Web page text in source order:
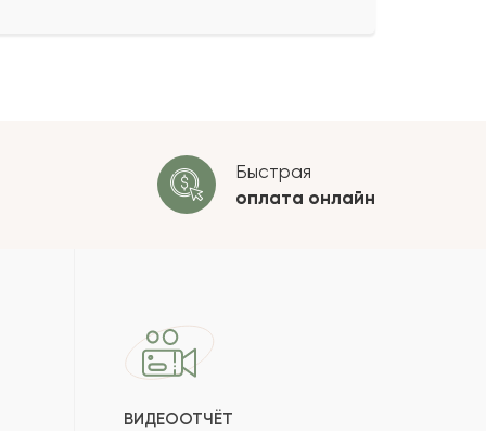
ОСТАВИТЬ ОТЗЫВ
Быстрая
оплата онлайн
ВИДЕООТЧЁТ